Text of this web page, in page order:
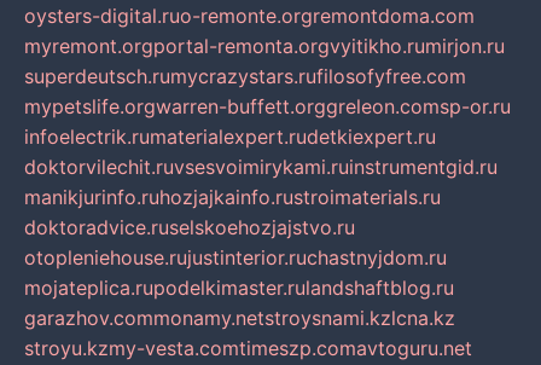
oysters-digital.ruo-remonte.orgremontdoma.com
myremont.orgportal-remonta.orgvyitikho.rumirjon.ru
superdeutsch.rumycrazystars.rufilosofyfree.com
mypetslife.orgwarren-buffett.orggreleon.comsp-or.ru
infoelectrik.rumaterialexpert.rudetkiexpert.ru
doktorvilechit.ruvsesvoimirykami.ruinstrumentgid.ru
manikjurinfo.ruhozjajkainfo.rustroimaterials.ru
doktoradvice.ruselskoehozjajstvo.ru
otopleniehouse.rujustinterior.ruchastnyjdom.ru
mojateplica.rupodelkimaster.rulandshaftblog.ru
garazhov.commonamy.netstroysnami.kzlcna.kz
stroyu.kzmy-vesta.comtimeszp.comavtoguru.net